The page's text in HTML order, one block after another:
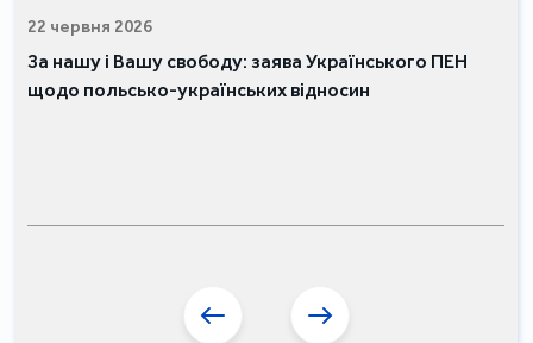
22 червня 2026
За нашу і Вашу свободу: заява Українського ПЕН
щодо польсько-українських відносин